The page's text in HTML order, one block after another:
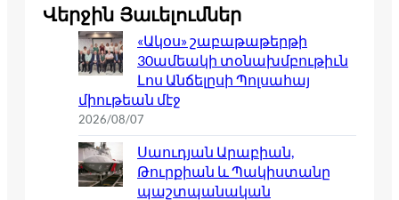
Վերջին Յաւելումներ
«Ակօս» շաբաթաթերթի
30ամեակի տօնախմբութիւն
Լոս Անճելըսի Պոլսահայ
միութեան մէջ
2026/08/07
Սաուդյան Արաբիան,
Թուրքիան և Պակիստանը
պաշտպանական